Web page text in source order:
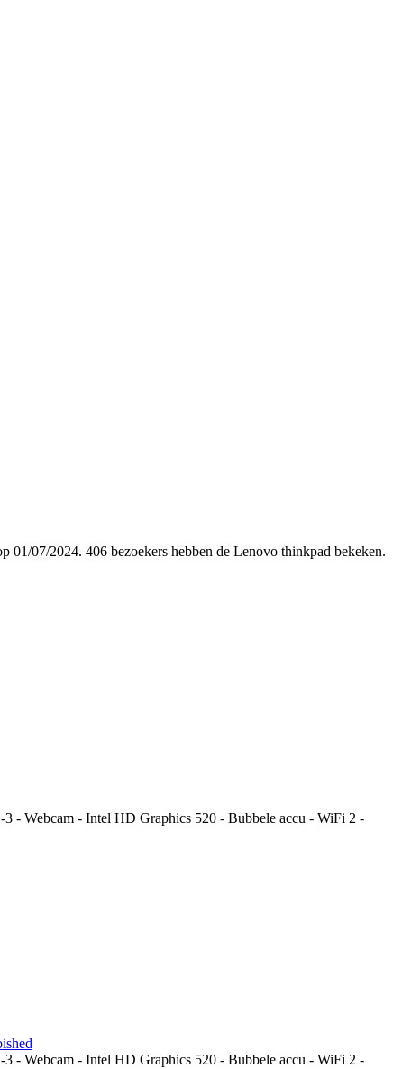
01/07/2024. 406 bezoekers hebben de Lenovo thinkpad bekeken.
Webcam - Intel HD Graphics 520 - Bubbele accu - WiFi 2 -
Webcam - Intel HD Graphics 520 - Bubbele accu - WiFi 2 -